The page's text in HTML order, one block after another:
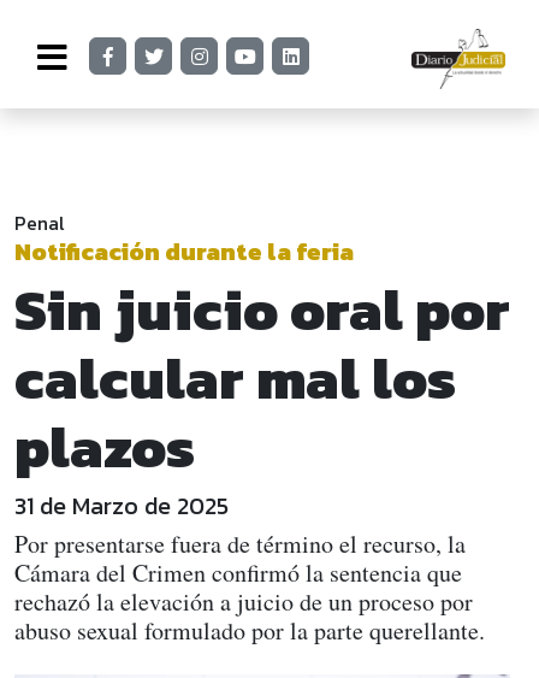
Penal
Notificación durante la feria
Sin juicio oral por
calcular mal los
plazos
31 de Marzo de 2025
Por presentarse fuera de término el recurso, la
Cámara del Crimen confirmó la sentencia que
rechazó la elevación a juicio de un proceso por
abuso sexual formulado por la parte querellante.